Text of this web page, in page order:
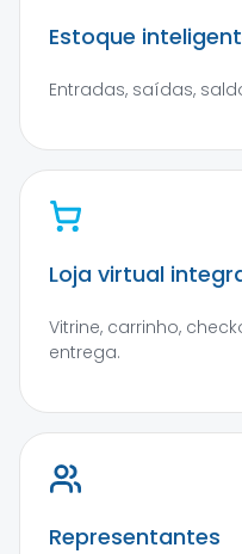
Estoque
Entradas, saídas,
Loja virtual
Vitrine, carrinho,
entrega.
Representantes